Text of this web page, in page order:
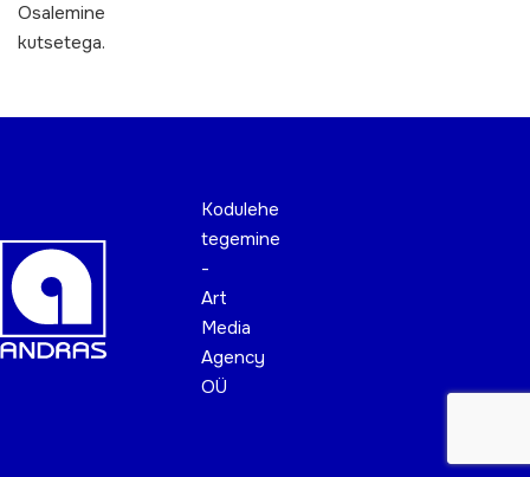
Osalemine
kutsetega.
Kodulehe
tegemine
-
Art
Media
Agency
OÜ